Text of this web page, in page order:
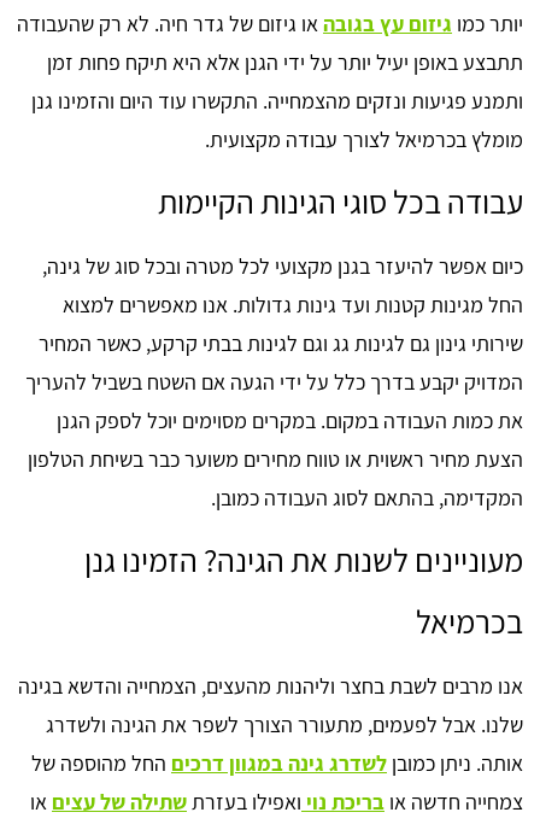
יותר כמו גיזום עץ בגובהאו גיזום של גדר חיה. לא רק שהעבודה
תתבצע באופן יעיל יותר על ידי הגנן אלא היא תיקח פחות זמן
ותמנע פגיעות ונזקים מהצמחייה. התקשרו עוד היום והזמינו גנן
מומלץ בכרמיאל לצורך עבודה מקצועית.
עבודה בכל סוגי הגינות הקיימות
כיום אפשר להיעזר בגנן מקצועי לכל מטרה ובכל סוג של גינה,
החל מגינות קטנות ועד גינות גדולות. אנו מאפשרים למצוא
שירותי גינון גם לגינות גג וגם לגינות בבתי קרקע, כאשר המחיר
המדויק יקבע בדרך כלל על ידי הגעה אם השטח בשביל להעריך
את כמות העבודה במקום. במקרים מסוימים יוכל לספק הגנן
הצעת מחיר ראשוית או טווח מחירים משוער כבר בשיחת הטלפון
המקדימה, בהתאם לסוג העבודה כמובן.
מעוניינים לשנות את הגינה? הזמינו גנן
בכרמיאל
אנו מרבים לשבת בחצר וליהנות מהעצים, הצמחייה והדשא בגינה
שלנו. אבל לפעמים, מתעורר הצורך לשפר את הגינה ולשדרג
אותה. ניתן כמובן לשדרג גינה במגוון דרכים החל מהוספה של
צמחייה חדשה או בריכת נוי ואפילו בעזרתשתילה של עצים או